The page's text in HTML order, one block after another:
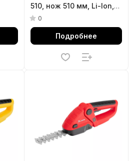
510, нож 510 мм, Li-Ion,
20 В Denzel
0
Подробнее